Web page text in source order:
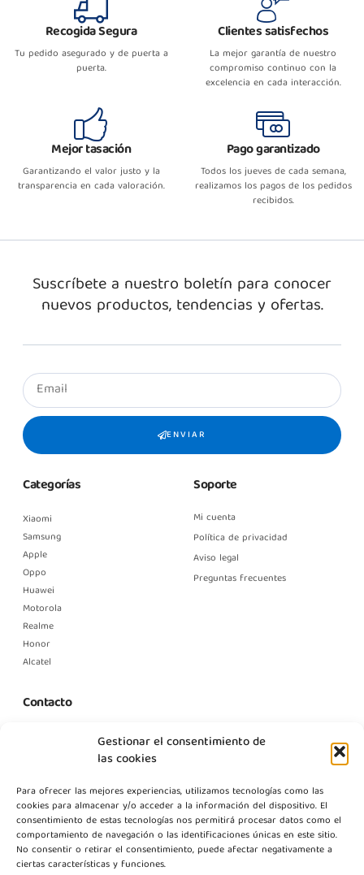
Gestionar el consentimiento de
las cookies
Para ofrecer las mejores experiencias, utilizamos tecnologías como las
cookies para almacenar y/o acceder a la información del dispositivo. El
consentimiento de estas tecnologías nos permitirá procesar datos como el
comportamiento de navegación o las identificaciones únicas en este sitio.
No consentir o retirar el consentimiento, puede afectar negativamente a
ciertas características y funciones.
Recogida Segura
Tu pedido asegurado y de puerta a
puerta.
Clientes satisfechos
La mejor garantía de nuestro
compromiso continuo con la
excelencia en cada interacción.
Mejor tasación
Garantizando el valor justo y la
transparencia en cada valoración.
Pago garantizado
Todos los jueves de cada semana,
realizamos los pagos de los pedidos
recibidos.
Suscríbete a nuestro boletín para conocer
nuevos productos, tendencias y ofertas.
ENVIAR
Categorías
Xiaomi
Samsung
Apple
Oppo
Huawei
Motorola
Realme
Honor
Alcatel
Soporte
Mi cuenta
Política de privacidad
Aviso legal
Preguntas frecuentes
Contacto
C. Margarita Nelken, 12, Nave 2, Modulo 1, Pol Prologics, 28830
+34 915 916 113
+34 744 667 846
Contáctanos